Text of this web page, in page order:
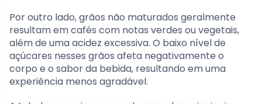
Por outro lado, grãos não maturados geralmente
resultam em cafés com notas verdes ou vegetais,
além de uma acidez excessiva. O baixo nível de
açúcares nesses grãos afeta negativamente o
corpo e o sabor da bebida, resultando em uma
experiência menos agradável.